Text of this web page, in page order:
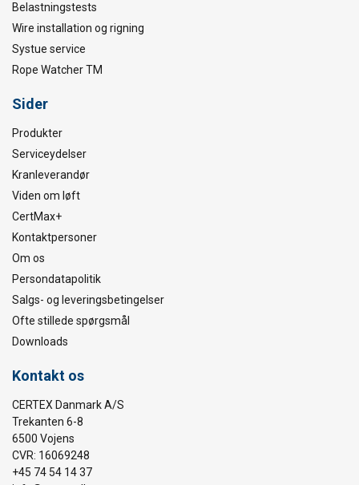
Belastningstests
Wire installation og rigning
Systue service
Rope Watcher TM
Sider
Produkter
Serviceydelser
Kranleverandør
Viden om løft
CertMax+
Kontaktpersoner
Om os
Persondatapolitik
Salgs- og leveringsbetingelser
Ofte stillede spørgsmål
Downloads
Kontakt os
CERTEX Danmark A/S
Trekanten 6-8
6500 Vojens
CVR: 16069248
+45 74 54 14 37